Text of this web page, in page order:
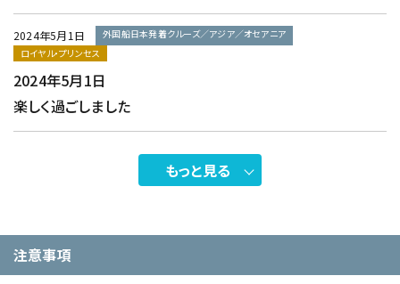
2024年5月1日
外国船日本発着クルーズ／アジア／オセアニア
ロイヤル・プリンセス
2024年5月1日
楽しく過ごしました
もっと見る
注意事項